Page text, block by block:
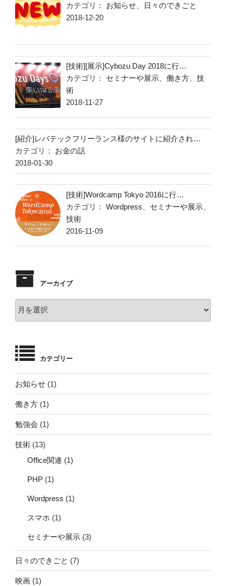
カテゴリ： お知らせ
日々のできごと
2018-12-20
[技術][展示]Cybozu Day 2018に行…
カテゴリ： セミナーや展示 、働き方 、技
術
2018-11-27
[紹介]レバテックフリーランス様のサイトに紹介され…
カテゴリ： お金の話
2018-01-30
[技術]Wordcamp Tokyo 2016に行…
カテゴリ：Wordpress セミナーや展示
技術
2016-11-09
アーカイブ
ー
ブ
カテゴリー
お知らせ (1)
働き方 (1)
勉強会 (1)
技術 (13)
Office関連 (1)
PHP (1)
Wordpress (1)
スマホ (1)
セミナーや展示 (3)
日々のできごと (7)
映画 (1)